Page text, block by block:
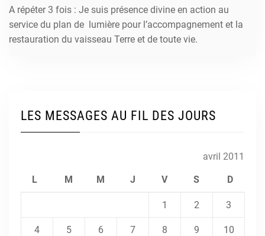
A répéter 3 fois : Je suis présence divine en action au
service du plan de lumière pour l’accompagnement et la
restauration du vaisseau Terre et de toute vie.
LES MESSAGES AU FIL DES JOURS
avril 2011
L M M J V S D
1 2 3
4 5 6 7 8 9 10